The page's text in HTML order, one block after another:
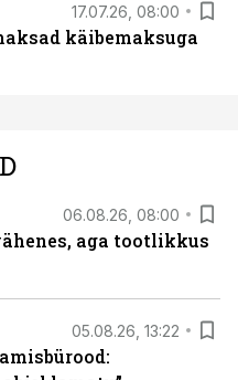
17.07.26, 08:00
käibemaksuga
06.08.26, 08:00
aga tootlikkus
05.08.26, 13:22